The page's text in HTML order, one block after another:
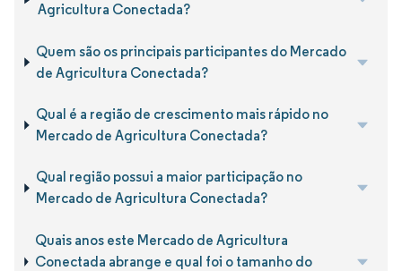
Agricultura Conectada?
Quem são os principais participantes do Mercado
de Agricultura Conectada?
Qual é a região de crescimento mais rápido no
Mercado de Agricultura Conectada?
Qual região possui a maior participação no
Mercado de Agricultura Conectada?
Quais anos este Mercado de Agricultura
Conectada abrange e qual foi o tamanho do